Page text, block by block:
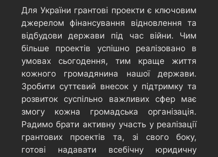
Для України грантові проекти є ключовим
джерелом фінансування відновлення та
відбудови держави під час війни. Чим
більше проектів успішно реалізовано в
умовах сьогодення, тим краще життя
кожного громадянина нашої держави.
Зробити суттєвий внесок у підтримку та
розвиток суспільно важливих сфер має
змогу кожна громадська організація.
Радимо брати активну участь у реалізації
грантових проектів та, зі свого боку,
готові надавати всебічну юридичну